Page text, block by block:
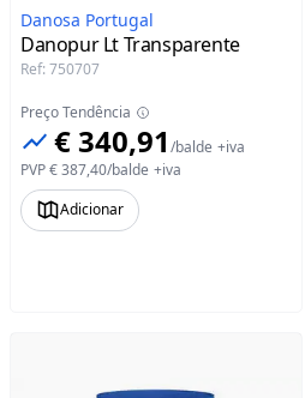
Danosa Portugal
Danopur Lt Transparente
Ref: 750707
Preço Tendência
€ 340,91 /balde +iva
PVP€ 387,40/balde +iva
Adicionar